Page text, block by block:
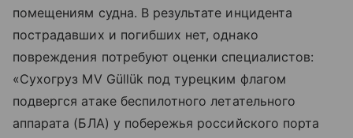
помещениям судна. В результате инцидента
пострадавших и погибших нет, однако
повреждения потребуют оценки специалистов:
«Сухогруз MV Güllük под турецким флагом
подвергся атаке беспилотного летательного
аппарата (БЛА) у побережья российского порта